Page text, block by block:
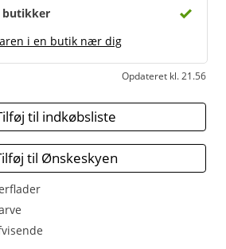
butikker
i en butik nær dig
Opdateret kl. 21.56
til indkøbsliste
til Ønskeskyen